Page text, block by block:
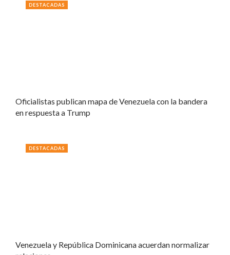
Oficialistas publican mapa de Venezuela con la bandera
en respuesta a Trump
DESTACADAS
Venezuela y República Dominicana acuerdan normalizar
DESTACADAS